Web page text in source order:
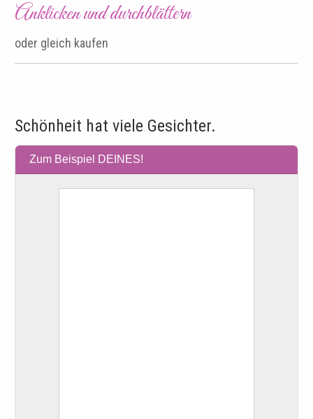
Anklicken und durchblättern
oder gleich kaufen
Schönheit hat viele Gesichter.
Zum Beispiel DEINES!